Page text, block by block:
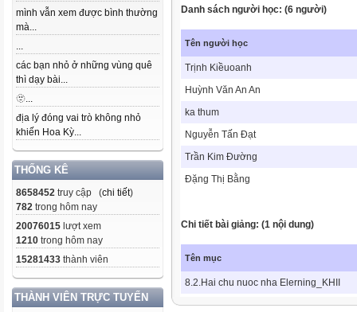
mình vẫn xem được bình thường
mà...
...
các bạn nhỏ ở những vùng quê
thì dạy bài...
🫥...
địa lý đóng vai trò không nhỏ
khiến Hoa Kỳ...
THỐNG KÊ
8658452 truy cập (chi tiết)
782 trong hôm nay
20076015 lượt xem
1210 trong hôm nay
15281433 thành viên
THÀNH VIÊN TRỰC TUYẾN
Danh sách người học: (6 người)
Tên người học
Trịnh Kiềuoanh
Huỳnh Văn An An
ka thum
Nguyễn Tấn Đạt
Trần Kim Đường
Đặng Thị Bằng
Chi tiết bài giảng: (1 nội dung)
Tên mục
8.2.Hai chu nuoc nha Elerning_KHII